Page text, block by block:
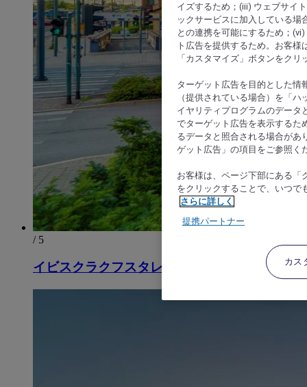
/ 5
イビスクラクフスタレミャスト
イズするため；(iii) ウェブサイ
ックサービスに加入している場
との連携を可能にするため；
ト広告を提供するため。お客
「カスタマイズ」ボタンをク
ターゲット広告を目的とした情
（提供されている場合）を「
イヤリティプログラムのデータ
でターゲット広告を表示するた
るデータと照合される場合があ
ゲット広告」の項目をご参照く
お客様は、ページ下部にある「
をクリックすることで、いつで
さらに詳しく
提携パートナー
カス